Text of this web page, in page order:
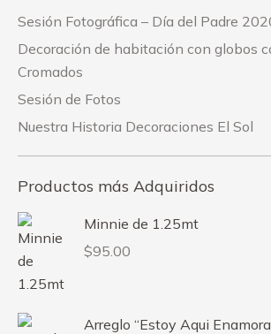
Sesión Fotográfica – Día del Padre
Decoración de habitación con globos
Cromados
Sesión de Fotos
Nuestra Historia Decoraciones El Sol
Productos más Adquiridos
Minnie de 1.25mt
$95.00
Arreglo “Estoy Aqui